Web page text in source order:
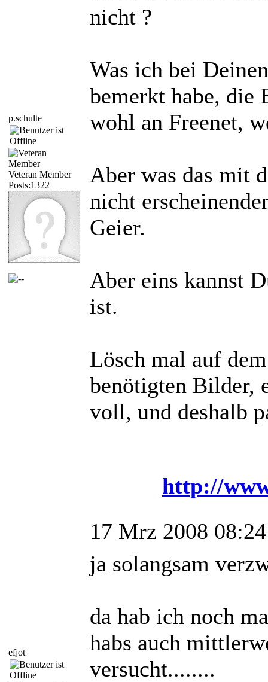
p.schulte
Veteran Member
Posts:1322
nicht ?
Was ich bei
bemerkt habe, die
wohl an Freenet,
Aber was das mit
nicht
Geier.
Aber eins kannst
ist.
Lösch mal auf
benötigten Bilder,
voll, und deshalb
http://
efjot
17 Mrz 2008 08:24
ja solangsam
da hab ich noch
habs auch
versucht........